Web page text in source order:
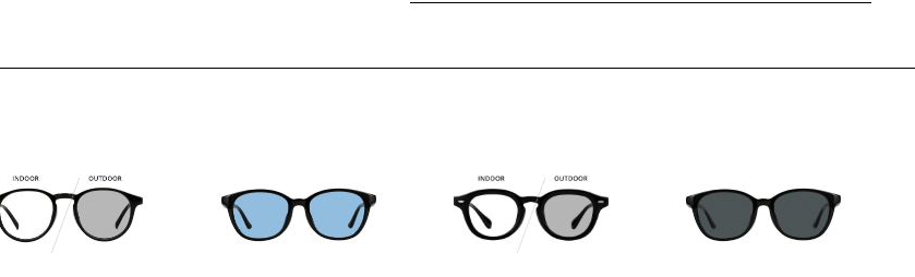
Zoff NIGHT & DAY ページをみる
※フロントアタッチメントのレンズを交換することはできません。
＜使用上の注意事項＞お持ちのZoffメガネサイズを確認するには？
安心2 視力測定無料
視力の変化を早めに発見するために、定期的な視力測定をおす
＜メガネの度数情報がわからない方へ＞
オンラインストアでフレームのみ購入して、